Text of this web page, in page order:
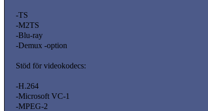
-TS
-M2TS
-Blu-ray
-Demux -option
Stöd för videokodecs:
-H.264
-Microsoft VC-1
-MPEG-2